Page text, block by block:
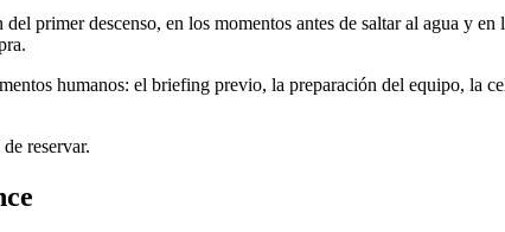
primer descenso, en los momentos antes de saltar al agua y
humanos: el briefing previo, la preparación del equipo, la
reservar.